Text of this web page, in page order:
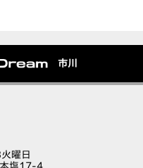
市川
火曜日